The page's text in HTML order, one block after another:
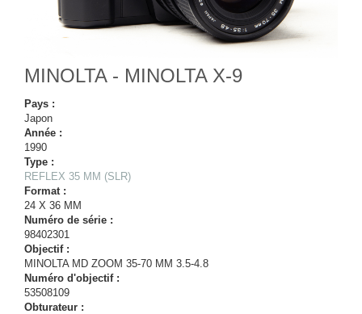
MINOLTA - MINOLTA X-9
Pays :
Japon
Année :
1990
Type :
REFLEX 35 MM (SLR)
Format :
24 X 36 MM
Numéro de série :
98402301
Objectif :
MINOLTA MD ZOOM 35-70 MM 3.5-4.8
Numéro d'objectif :
53508109
Obturateur :